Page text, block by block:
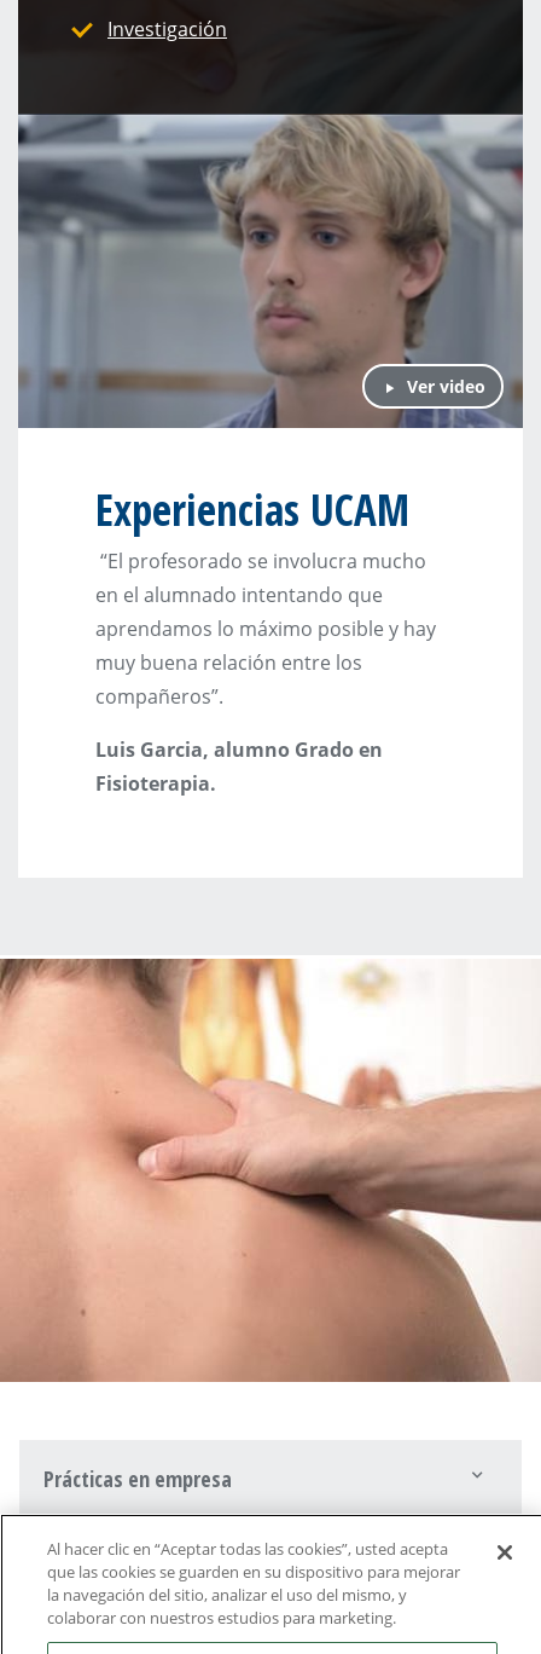
Investigación
Ver video
Experiencias UCAM
“El profesorado se involucra mucho
en el alumnado intentando que
aprendamos lo máximo posible y hay
muy buena relación entre los
compañeros”.
Luis Garcia, alumno Grado en
Fisioterapia.
Prácticas en empresa
Al hacer clic en “Aceptar todas las cookies”, usted acepta
que las cookies se guarden en su dispositivo para mejorar
la navegación del sitio, analizar el uso del mismo, y
colaborar con nuestros estudios para marketing.